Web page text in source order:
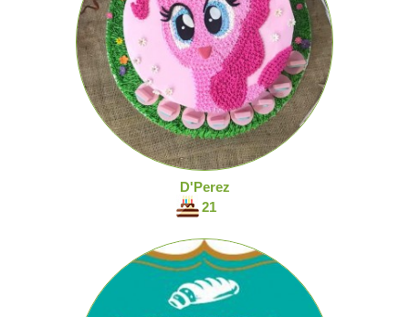
D'Perez
21